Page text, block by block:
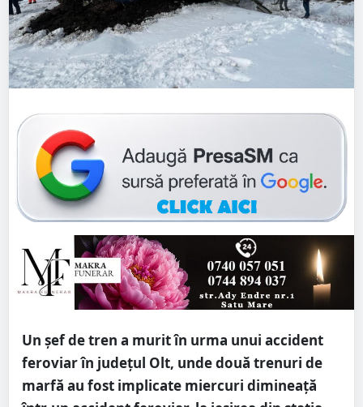
Un șef de tren a murit în urma unui accident
feroviar în județul Olt, unde două trenuri de
marfă au fost implicate miercuri dimineaţă